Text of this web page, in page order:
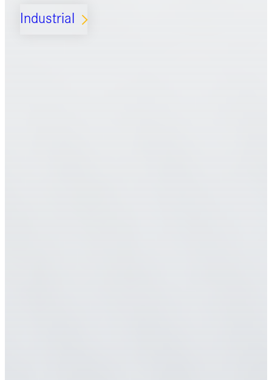
Industrial ARROW_FORWARD_IOS